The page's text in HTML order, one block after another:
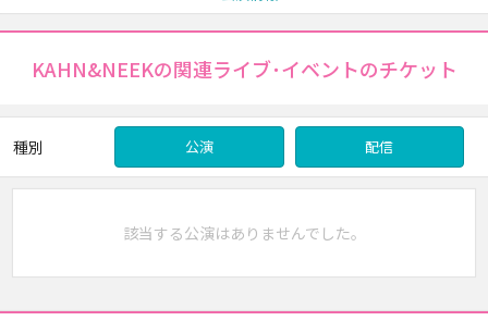
KAHN&NEEKの関連ライブ･イベントのチケット
種別 公演 配信
該当する公演はありませんでした。